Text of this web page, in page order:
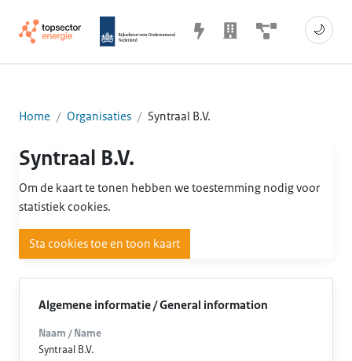
🌙
Home Organisaties Syntraal B.V.
Syntraal B.V.
Om de kaart te tonen hebben we toestemming nodig voor
statistiek cookies.
Sta cookies toe en toon kaart
Algemene informatie / General information
Naam / Name
Syntraal B.V.